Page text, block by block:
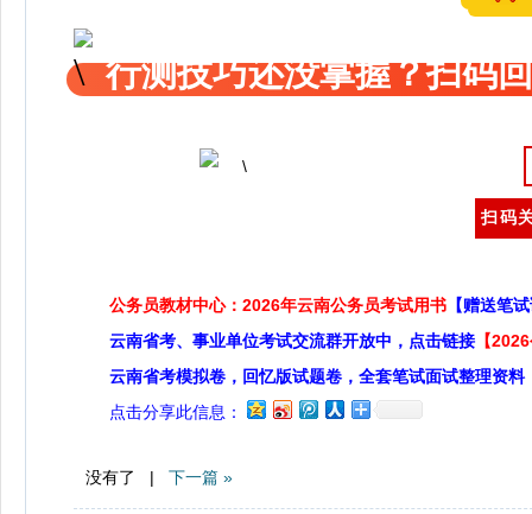
行测技巧还没掌握？扫码
扫码
公务员教材中心：2026年云南公务员考试用书 【赠送笔
云南省考、事业单位考试交流群开放中，点击链接 【
云南省考模拟卷，回忆版试题卷，全套笔试面试整理资料
点击分享此信息：
没有了 | 下一篇 »